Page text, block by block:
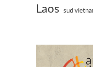
Laos sud